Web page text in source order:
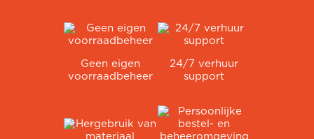
Geen eigen
voorraadbeheer
24/7 verhuur
support